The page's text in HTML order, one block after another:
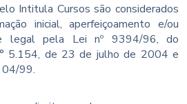
Intitula Cursos são considerados
inicial, aperfeiçoamento e/ou
legal pela Lei nº 9394/96, do
5.154, de 23 de julho de 2004 e
04/99.